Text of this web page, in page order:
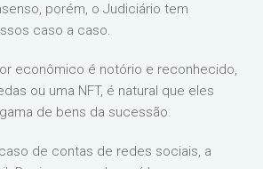
porém, o Judiciário tem
caso a caso.
econômico é notório e reconhecido,
ou uma NFT, é natural que eles
de bens da sucessão.
de contas de redes sociais, a